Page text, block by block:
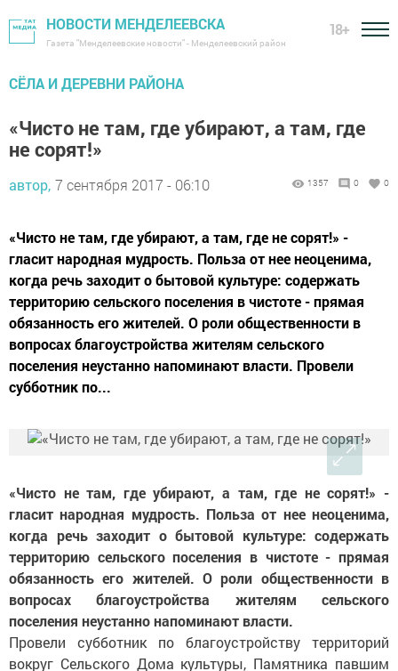
НОВОСТИ МЕНДЕЛЕЕВСКА
Газета "Менделеевские новости" - Менделеевский район
18+
СЁЛА И ДЕРЕВНИ РАЙОНА
«Чисто не там, где убирают, а там, где
не сорят!»
автор, 7 сентября 2017 - 06:10 1357 0 0
«Чисто не там, где убирают, а там, где не сорят!» -
гласит народная мудрость. Польза от нее неоценима,
когда речь заходит о бытовой культуре: содержать
территорию сельского поселения в чистоте - прямая
обязанность его жителей. О роли общественности в
вопросах благоустройства жителям сельского
поселения неустанно напоминают власти. Провели
субботник по...
«Чисто не там, где убирают, а там, где не сорят!» -
гласит народная мудрость. Польза от нее неоценима,
когда речь заходит о бытовой культуре: содержать
территорию сельского поселения в чистоте - прямая
обязанность его жителей. О роли общественности в
вопросах благоустройства жителям сельского
поселения неустанно напоминают власти.
Провели субботник по благоустройству территорий
вокруг Сельского Дома культуры, Памятника павшим